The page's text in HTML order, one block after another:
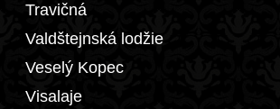
Travičná
Valdštejnská lodžie
Veselý Kopec
Visalaje